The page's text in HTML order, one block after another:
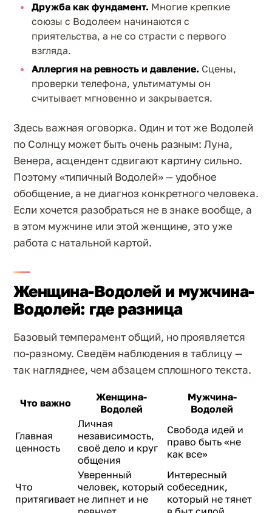
Дружба как фундамент. Многие крепкие
союзы с Водолеем начинаются с
приятельства, а не со страсти с первого
взгляда.
Аллергия на ревность и давление. Сцены,
проверки телефона, ультиматумы он
считывает мгновенно и закрывается.
Здесь важная оговорка. Один и тот же Водолей
по Солнцу может быть очень разным: Луна,
Венера, асцендент сдвигают картину сильно.
Поэтому «типичный Водолей» — удобное
обобщение, а не диагноз конкретного человека.
Если хочется разобраться не в знаке вообще, а
в этом мужчине или этой женщине, это уже
работа с натальной картой.
Женщина-Водолей и мужчина-
Водолей: где разница
Базовый темперамент общий, но проявляется
по-разному. Сведём наблюдения в таблицу —
так нагляднее, чем абзацем сплошного текста.
Что важно
Женщина-
Водолей
Мужчина-
Водолей
Главная
ценность
Личная
независимость,
своё дело и круг
общения
Свобода идей и
право быть «не
как все»
Что
притягивает
Уверенный
человек, который
не липнет и не
Интересный
собеседник,
который не тянет